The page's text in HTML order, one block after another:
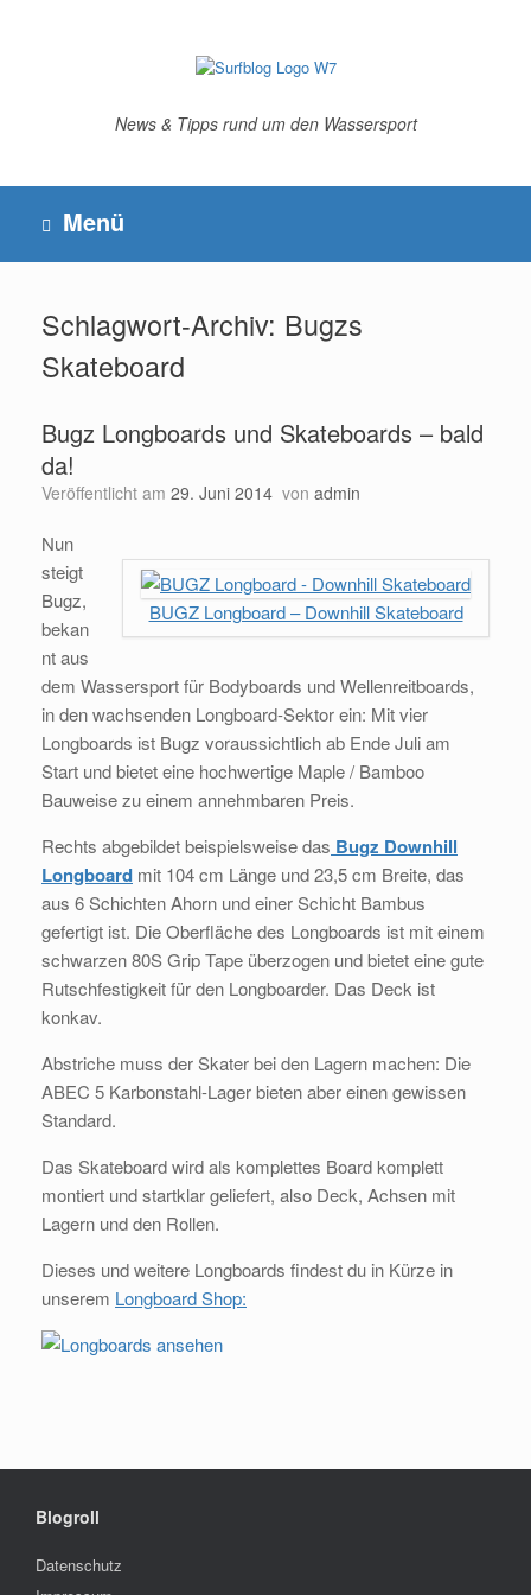
News & Tipps rund um den Wassersport
Menü
Schlagwort-Archiv: Bugzs
Skateboard
Bugz Longboards und Skateboards – bald
da!
Veröffentlicht am 29. Juni 2014 von admin
BUGZ Longboard – Downhill Skateboard
Nun
steigt
Bugz,
bekan
nt aus
dem Wassersport für Bodyboards und Wellenreitboards,
in den wachsenden Longboard-Sektor ein: Mit vier
Longboards ist Bugz voraussichtlich ab Ende Juli am
Start und bietet eine hochwertige Maple / Bamboo
Bauweise zu einem annehmbaren Preis.
Rechts abgebildet beispielsweise das Bugz Downhill
Longboard mit 104 cm Länge und 23,5 cm Breite, das
aus 6 Schichten Ahorn und einer Schicht Bambus
gefertigt ist. Die Oberfläche des Longboards ist mit einem
schwarzen 80S Grip Tape überzogen und bietet eine gute
Rutschfestigkeit für den Longboarder. Das Deck ist
konkav.
Abstriche muss der Skater bei den Lagern machen: Die
ABEC 5 Karbonstahl-Lager bieten aber einen gewissen
Standard.
Das Skateboard wird als komplettes Board komplett
montiert und startklar geliefert, also Deck, Achsen mit
Lagern und den Rollen.
Dieses und weitere Longboards findest du in Kürze in
unserem Longboard Shop:
Blogroll
Datenschutz